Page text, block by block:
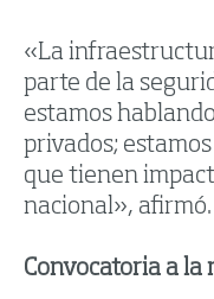
«La
parte de la
estamos
privados;
que tienen
nacional», afirmó.
Convocatoria a la